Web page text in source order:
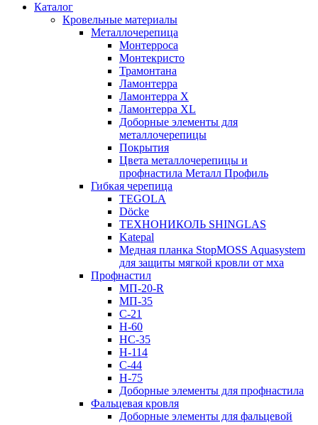
Каталог
Кровельные материалы
Металлочерепица
Монтерроса
Монтекристо
Трамонтана
Ламонтерра
Ламонтерра X
Ламонтерра XL
Доборные элементы для
металлочерепицы
Покрытия
Цвета металлочерепицы и
профнастила Металл Профиль
Гибкая черепица
TEGOLA
Döcke
ТЕХНОНИКОЛЬ SHINGLAS
Katepal
Медная планка StopMOSS Aquasystem
для защиты мягкой кровли от мха
Профнастил
МП-20-R
МП-35
С-21
Н-60
НС-35
Н-114
С-44
Н-75
Доборные элементы для профнастила
Фальцевая кровля
Доборные элементы для фальцевой